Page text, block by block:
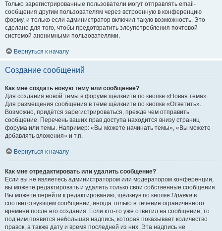
Только зарегистрированные пользователи могут отправлять email-
сообщения другим пользователям через встроенную в конференцию
форму, и только если администратор включил такую возможность. Это
сделано для того, чтобы предотвратить злоупотребления почтовой
системой анонимными пользователями.
Вернуться к началу
Создание сообщений
Как мне создать новую тему или сообщение?
Для создания новой темы в форуме щёлкните по кнопке «Новая тема».
Для размещения сообщения в теме щёлкните по кнопке «Ответить».
Возможно, придётся зарегистрироваться, прежде чем отправить
сообщение. Перечень ваших прав доступа находится внизу страниц
форума или темы. Например: «Вы можете начинать темы», «Вы можете
добавлять вложения» и т.п.
Вернуться к началу
Как мне отредактировать или удалить сообщение?
Если вы не являетесь администратором или модератором конференции,
вы можете редактировать и удалять только свои собственные сообщения.
Вы можете перейти к редактированию, щёлкнув по кнопке Правка в
соответствующем сообщении, иногда только в течение ограниченного
времени после его создания. Если кто-то уже ответил на сообщение, то
под ним появится небольшая надпись, которая показывает количество
правок, а также дату и время последней из них. Эта надпись не